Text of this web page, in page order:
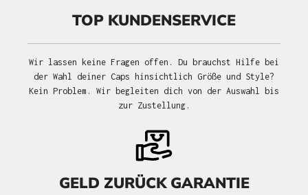
TOP KUNDENSERVICE
Wir lassen keine Fragen offen. Du brauchst Hilfe bei
der Wahl deiner Caps hinsichtlich Größe und Style?
Kein Problem. Wir begleiten dich von der Auswahl bis
zur Zustellung.
GELD ZURÜCK GARANTIE